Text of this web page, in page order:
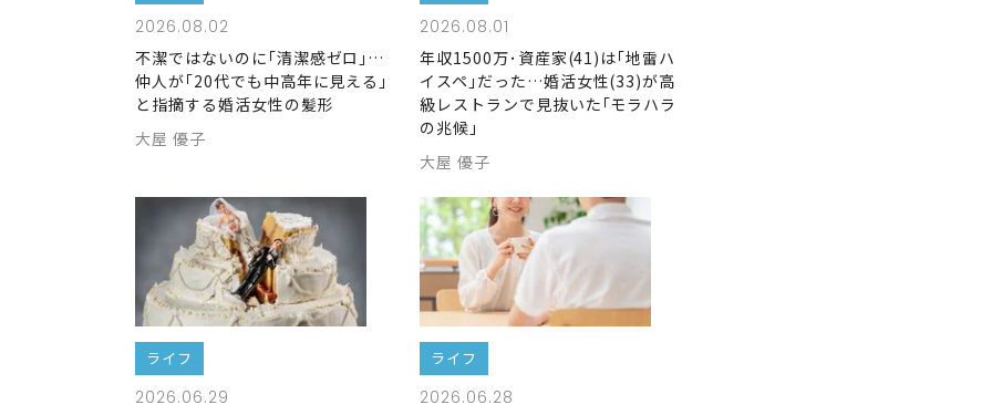
2026.08.02
不潔ではないのに｢清潔感ゼロ｣…
仲人が｢20代でも中高年に見える｣
と指摘する婚活女性の髪形
大屋 優子
2026.08.01
年収1500万･資産家(41)は｢地雷ハ
イスペ｣だった…婚活女性(33)が高
級レストランで見抜いた｢モラハラ
の兆候｣
大屋 優子
ライフ
2026.06.29
ライフ
2026.06.28